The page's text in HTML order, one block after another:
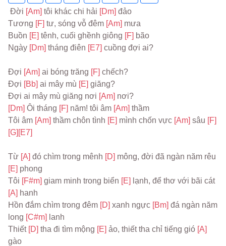
Đời [Am] tôi khác chi hải [Dm] đảo
Tương [F] tư, sóng vỗ đêm [Am] mưa
Buồn [E] tênh, cuối ghềnh giông [F] bão
Ngày [Dm] tháng điên [E7] cuồng đợi ai?
Đợi [Am] ai bóng trăng [F] chếch?
Đợi [Bb] ai mây mù [E] giăng?
Đợi ai mây mù giăng nơi [Am] nơi?
[Dm] Ôi tháng [F] năm! tôi âm [Am] thầm
Tôi âm [Am] thầm chôn tình [E] mình chốn vực [Am] sâu [F]
[G] [E7]
Từ [A] đó chìm trong mênh [D]
[E] phong
Tôi [F#m] giam minh trong biển [E]
lạnh, để thơ với bãi cát
[A] hanh
Hồn đắm chìm trong đêm [D] xanh ngực [Bm] đá ngàn năm
long [C#m] lanh
Thiết [D] tha đi tìm mộng [E] ảo, thiết tha chỉ tiếng gió
gào